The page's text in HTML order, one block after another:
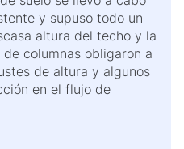
y supuso todo un
altura del techo y la
columnas obligaron a
de altura y algunos
en el flujo de